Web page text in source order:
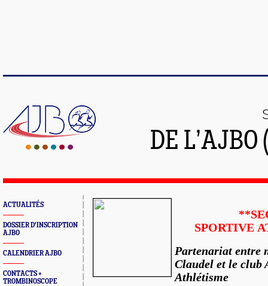
DE
ACTUALITÉS
DOSSIER D'INSCRIPTION
AJBO
CALENDRIER AJBO
CONTACTS +
TROMBINOSCOPE
SPORTIVE
Partenariat entre
Claudel et le club
Athlétisme